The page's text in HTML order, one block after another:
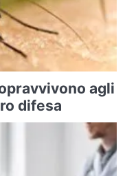
agli
difesa